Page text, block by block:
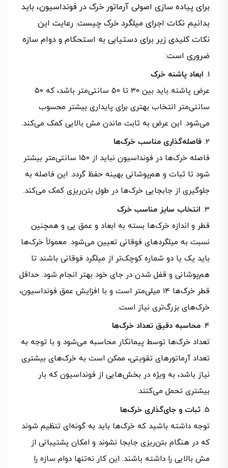
برای پیاده سازی اصولی آرماتور خرک در فونداسیون، باید
بدانیم نکات اجرای میلگرد خرک چیست. رعایت این
نکات کلیدی زیر برای دستیابی به استحکام و دوام سازه
ضروری است:
ابعاد پاشنه خرک
عرض پاشنه باید بین ۳۰ تا ۵۰ سانتی‌متر باشد، که ۵۰
سانتی‌متر انتخاب بهتری برای پایداری بیشتر محسوب
می‌شود. این عرض به ثابت ماندن مش بالایی کمک می‌کند.
فاصله‌گذاری مناسب خرک‌ها
فاصله خرک‌ها در فونداسیون نباید از ۱۵۰ سانتی‌متر بیشتر
شود تا ثبات و هم‌پوشانی بهینه حفظ گردد. این فاصله به
جلوگیری از جابجایی خرک‌ها در طول بتن‌ریزی کمک می‌کند.
انتخاب سایز مناسب خرک
قطر و اندازه خرک‌ها بسته به ابعاد و عمق پی و همچنین
نسبت به میلگردهای فوقانی تعیین می‌شود. معمولاً خرک‌ها
باید یک یا دو شماره کوچک‌تر از میلگرد فوقانی باشند تا
هم‌پوشانی و قفل شدن در جای خود بهتر انجام شود. حداقل
قطر خرک‌ها ۱۴ میلی‌متر است و با افزایش عمق فونداسیون،
خرک‌های بزرگ‌تری نیاز است.
محاسبه دقیق تعداد خرک‌ها
تعداد خرک‌ها توسط پیمانکار محاسبه می‌شود و با توجه به
تعداد آرماتورهای تقویتی، ممکن است به خرک‌های بیشتری
نیاز باشد، به ویژه در بخش‌هایی از فونداسیون که بار
بیشتری تحمل می‌کنند.
ثبات و جای‌گذاری خرک‌ها
توجه داشته باشید که خرک‌ها باید به گونه‌ای تنظیم شوند
که در هنگام بتن‌ریزی جابجا نشوند و امکان پشتیبانی از
مش بالایی را داشته باشند. این کار نه‌تنها دوام سازه را